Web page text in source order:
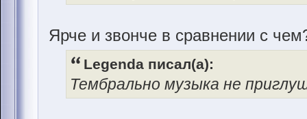
Ярче и звонче в сравнении с
Legenda писал(а):
Тембрально музыка не